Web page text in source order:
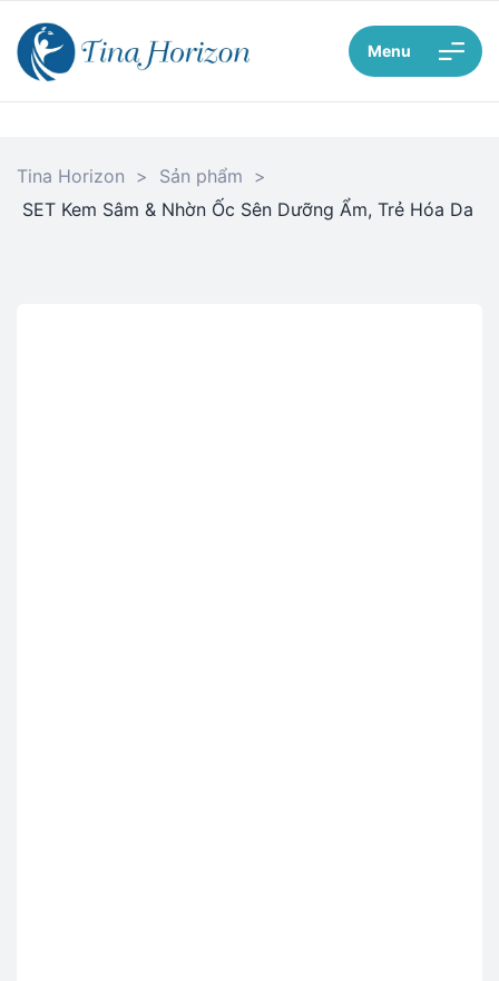
Menu
Tina Horizon > Sản phẩm >
SET Kem Sâm & Nhờn Ốc Sên Dưỡng Ẩm, Trẻ Hóa Da